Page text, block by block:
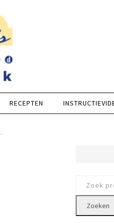
RECEPTEN
naar:
Zoeken